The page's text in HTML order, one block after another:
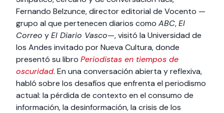
Fernando Belzunce, director editorial de Vocento —
grupo al que pertenecen diarios como ABC,El
Correo yEl Diario Vasco—, visitó la Universidad de
los Andes invitado por Nueva Cultura, donde
presentó su libro Periodistas en tiempos de
oscuridad. En una conversación abierta y reflexiva,
habló sobre los desafíos que enfrenta el periodismo
actual: la pérdida de contexto en el consumo de
información, la desinformación, la crisis de los